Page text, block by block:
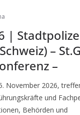
|
–
–
November 2026,
und
Behörden und